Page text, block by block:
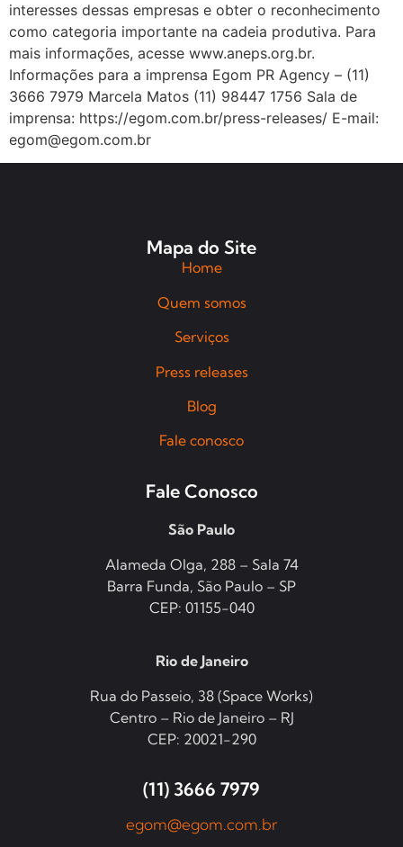
interesses dessas empresas e obter o reconhecimento
como categoria importante na cadeia produtiva. Para
mais informações, acesse www.aneps.org.br.
Informações para a imprensa Egom PR Agency – (11)
3666 7979 Marcela Matos (11) 98447 1756 Sala de
imprensa: https://egom.com.br/press-releases/ E-mail:
egom@egom.com.br
Mapa do Site
Home
Quem somos
Serviços
Press releases
Blog
Fale conosco
Fale Conosco
São Paulo
Alameda Olga, 288 – Sala 74
Barra Funda, São Paulo – SP
CEP: 01155-040
Rio de Janeiro
Rua do Passeio, 38 (Space Works)
Centro – Rio de Janeiro – RJ
CEP: 20021-290
(11) 3666 7979
egom@egom.com.br